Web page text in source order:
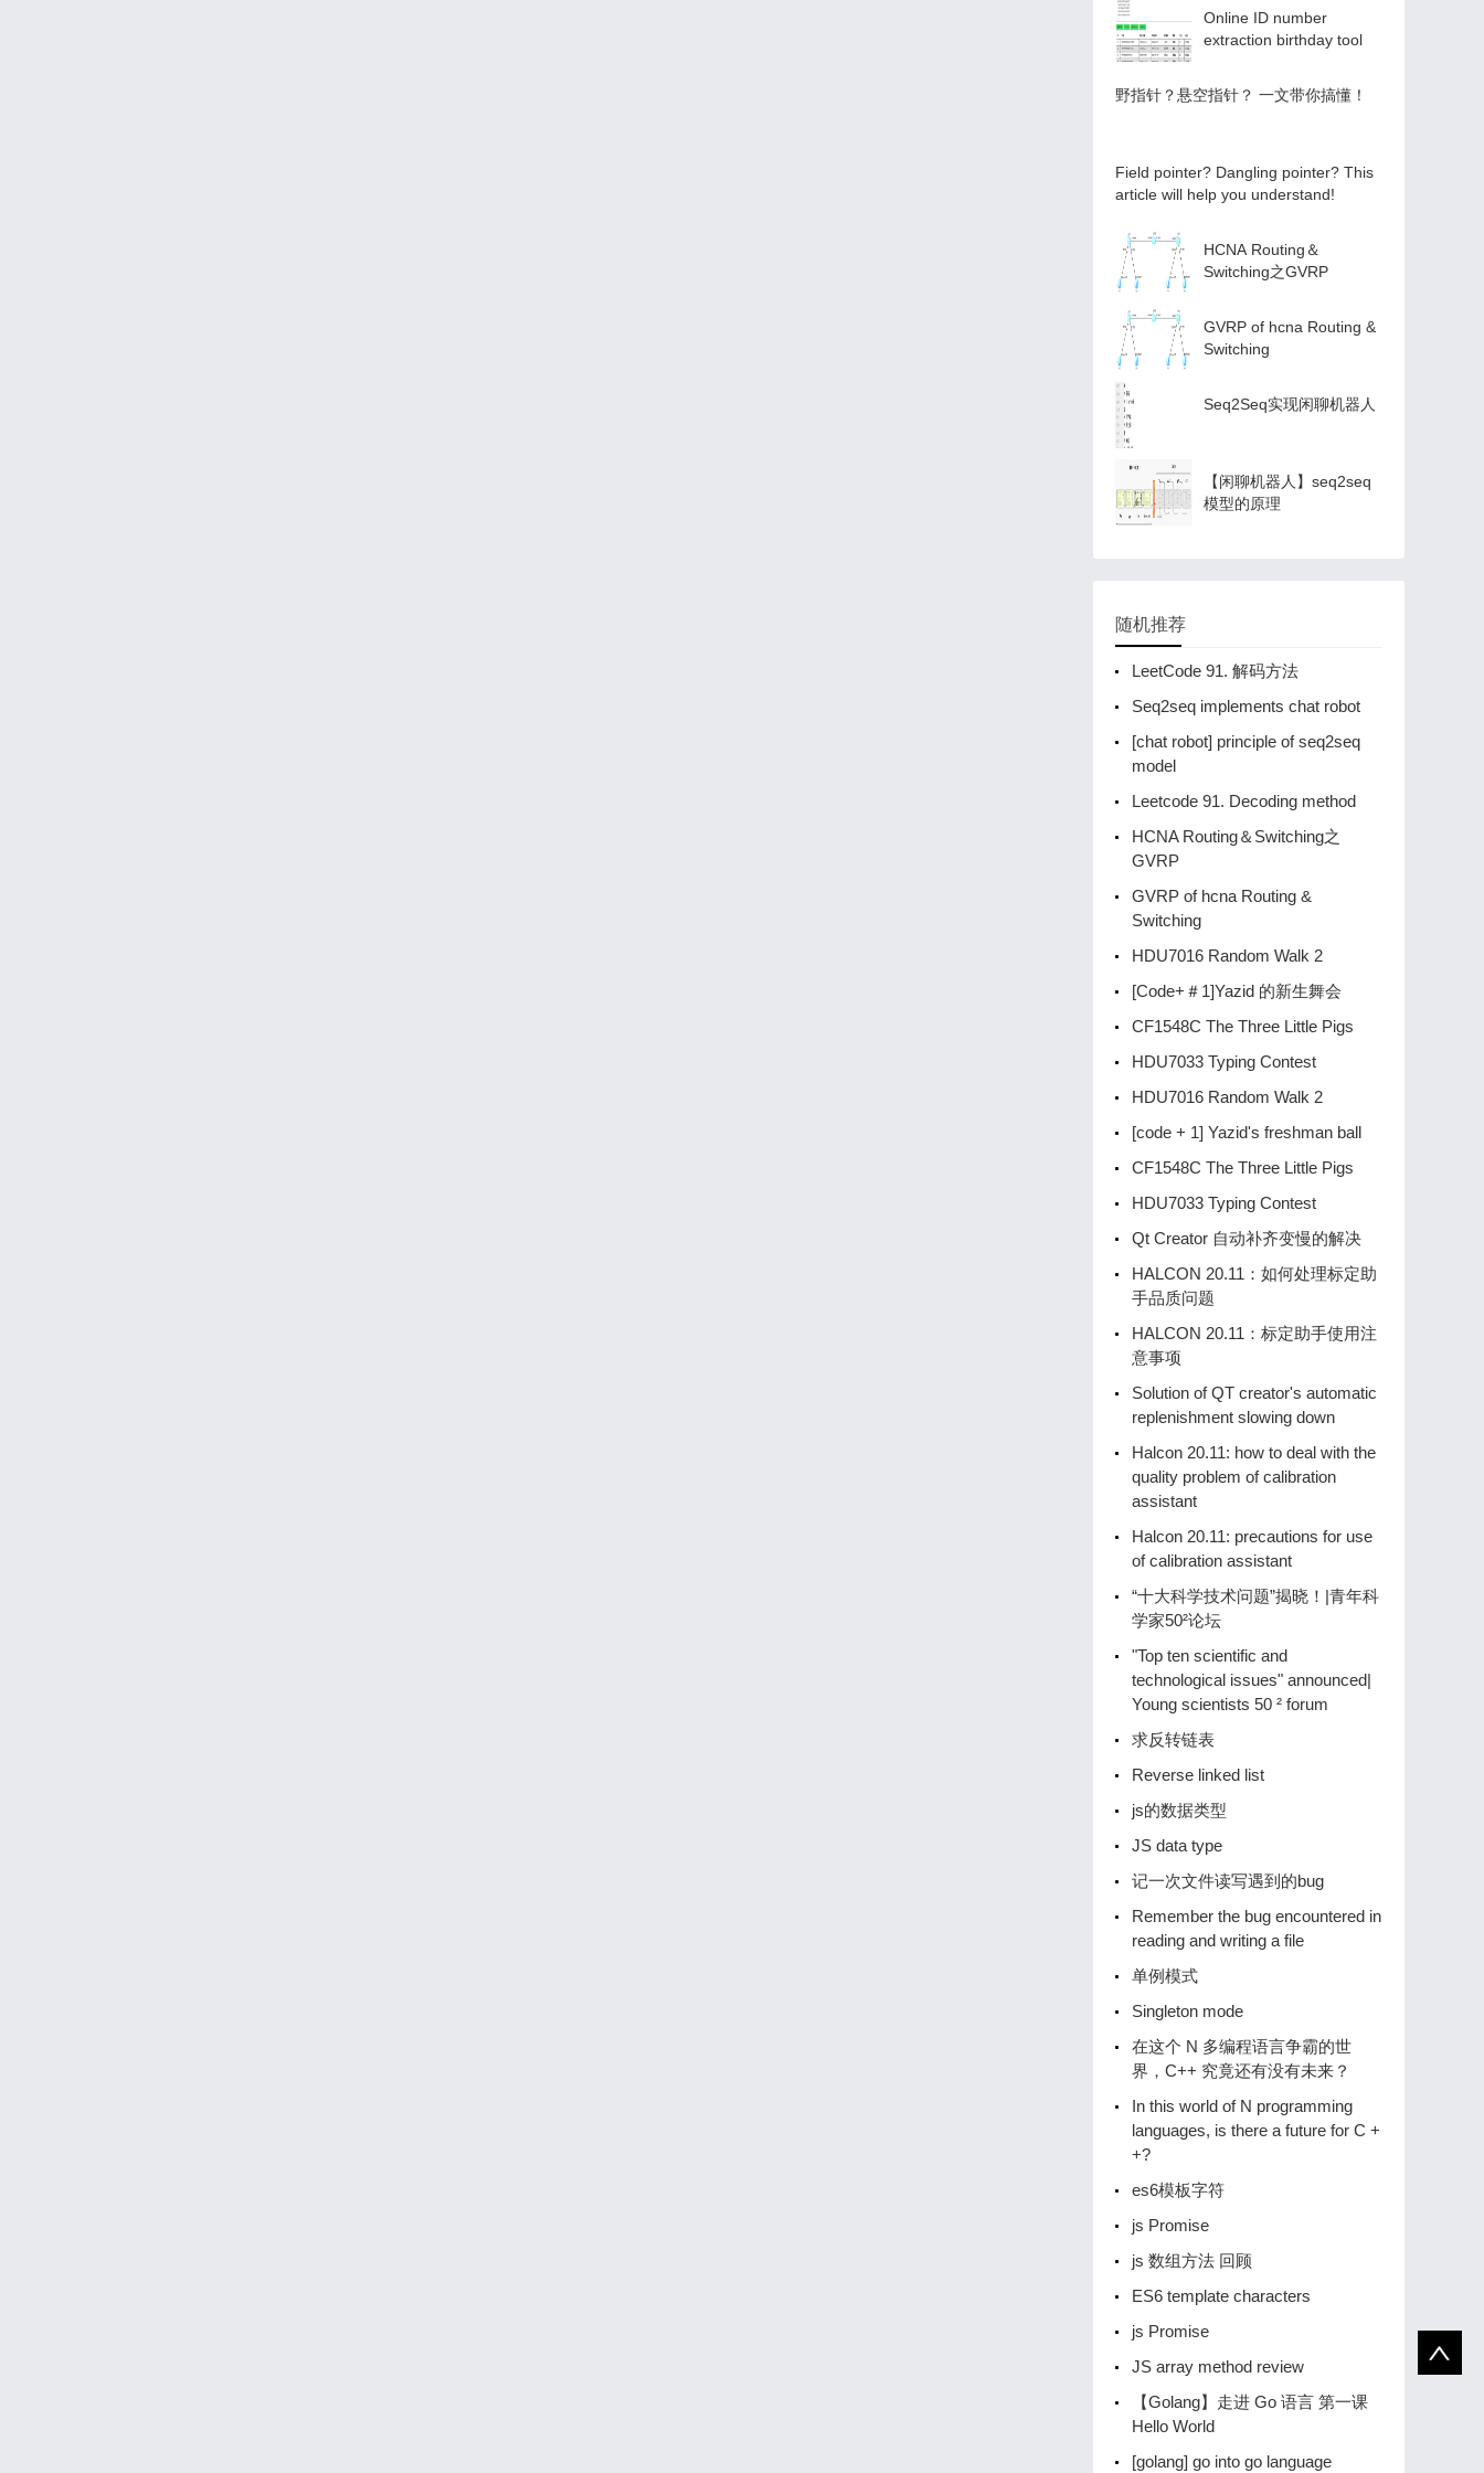
Online ID number
extraction birthday tool
️野指针？悬空指针？️ 一文带你搞懂！
Field pointer? Dangling pointer? This
article will help you understand!
HCNA Routing＆
Switching之GVRP
GVRP of hcna Routing &
Switching
Seq2Seq实现闲聊机器人
【闲聊机器人】seq2seq
模型的原理
随机推荐
LeetCode 91. 解码方法
Seq2seq implements chat robot
[chat robot] principle of seq2seq
model
Leetcode 91. Decoding method
HCNA Routing＆Switching之
GVRP
GVRP of hcna Routing &
Switching
HDU7016 Random Walk 2
[Code+＃1]Yazid 的新生舞会
CF1548C The Three Little Pigs
HDU7033 Typing Contest
HDU7016 Random Walk 2
[code + 1] Yazid's freshman ball
CF1548C The Three Little Pigs
HDU7033 Typing Contest
Qt Creator 自动补齐变慢的解决
HALCON 20.11：如何处理标定助
手品质问题
HALCON 20.11：标定助手使用注
意事项
Solution of QT creator's automatic
replenishment slowing down
Halcon 20.11: how to deal with the
quality problem of calibration
assistant
Halcon 20.11: precautions for use
of calibration assistant
“十大科学技术问题”揭晓！|青年科
学家50²论坛
"Top ten scientific and
technological issues" announced|
Young scientists 50 ² forum
求反转链表
Reverse linked list
js的数据类型
JS data type
记一次文件读写遇到的bug
Remember the bug encountered in
reading and writing a file
单例模式
Singleton mode
在这个 N 多编程语言争霸的世
界，C++ 究竟还有没有未来？
In this world of N programming
languages, is there a future for C +
+?
es6模板字符
js Promise
js 数组方法 回顾
ES6 template characters
js Promise
JS array method review
【Golang】️走进 Go 语言️ 第一课
Hello World
[golang] go into go language